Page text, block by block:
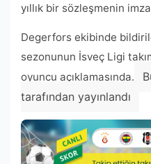
yıllık bir sözleşmenin
Degerfors ekibinde
sezonunun İsveç Ligi
oyuncu açıklamasında.
tarafından yayınlandı